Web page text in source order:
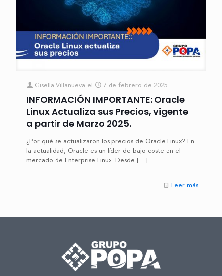
Gisella Villanueva el 7 de febrero de 2025
INFORMACIÓN IMPORTANTE: Oracle
Linux Actualiza sus Precios, vigente
a partir de Marzo 2025.
¿Por qué se actualizaron los precios de Oracle Linux? En
la actualidad, Oracle es un líder de bajo coste en el
mercado de Enterprise Linux. Desde […]
Leer más